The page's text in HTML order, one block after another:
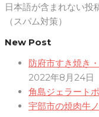
日本語が含まれない投
（スパム対策）
New Post
防府市すき焼き
2022年8月24日
角島ジェラート
宇部市の焼肉牛ノ